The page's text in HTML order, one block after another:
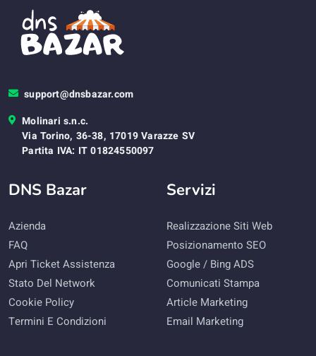
support@dnsbazar.com
Molinari s.n.c.
Via Torino, 36-38, 17019 Varazze SV
Partita IVA: IT 01824550097
DNS Bazar
Azienda
FAQ
Apri Ticket Assistenza
Stato Del Network
Cookie Policy
Termini E Condizioni
Servizi
Realizzazione Siti Web
Posizionamento SEO
Google / Bing ADS
Comunicati Stampa
Article Marketing
Email Marketing